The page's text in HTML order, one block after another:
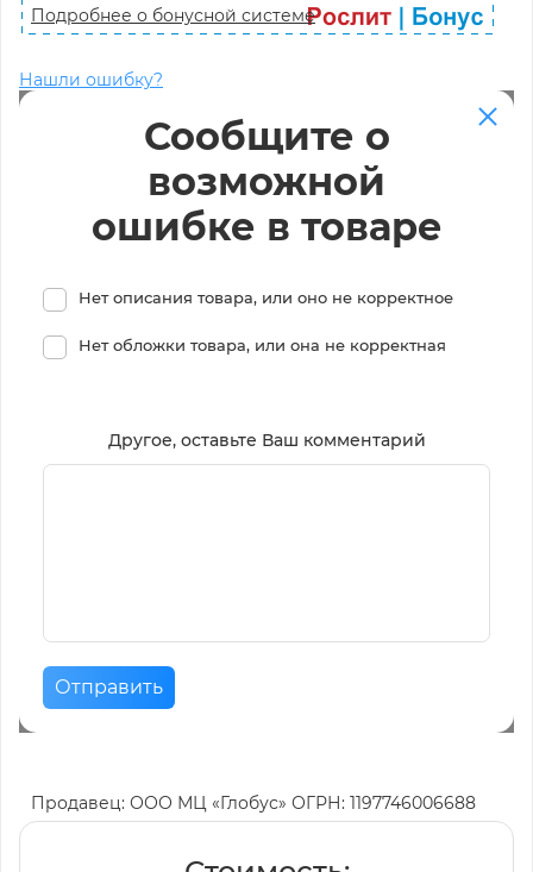
Подробнее о бонусной системе
Нашли ошибку?
Сообщите о
возможной
ошибке в товаре
Нет описания товара, или оно не корректное
Нет обложки товара, или она не корректная
Другое, оставьте Ваш комментарий
Отправить
Продавец: ООО МЦ «Глобус» ОГРН: 1197746006688